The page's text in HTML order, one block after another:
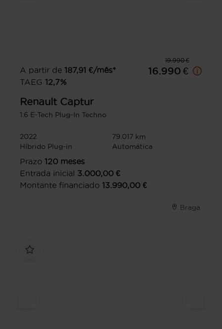
19.990 €
A partir de 187,91 €/mês*
TAEG 12,7%
16.990 €
Renault Captur
1.6 E-Tech Plug-In Techno
2022
79.017 km
Híbrido Plug-in
Automática
Prazo 120 meses
Entrada inicial
3.000,00 €
Montante financiado 13.990,00 €
Braga